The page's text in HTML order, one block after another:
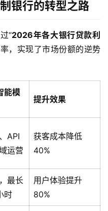
银行的转型之路
“2026年各大银行贷款利
，实现了市场份额的逆势
能模
提升效果
API
运营
获客成本降低
40%
最长
时
用户体验提升
80%